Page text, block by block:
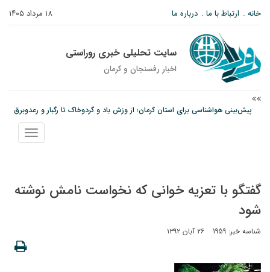
۱۸ مرداد ۱۴۰۵ خانه ارتباط با ما درباره ما
سایت تحلیلی خبری روراستی
اخبار رفسنجان و كرمان
پیش‌بینی هواشناسی برای استان کرمان؛ از وزش باد و گردوخاک تا رگبار و رعدوبرق
نمایش
منو
گفتگو با تعزیه خوانی که نخواست نامش نوشته
شود
شناسه خبر: 1959 ۲۶ آبان ۱۳۹۲